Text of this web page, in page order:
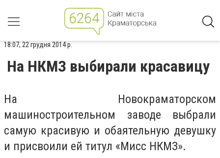
18:07, 22 грудня 2014 р.
На НКМЗ выбирали красавицу
На Новокраматорском
машиностроительном заводе выбрали
самую красивую и обаятельную девушку
и присвоили ей титул «Мисс НКМЗ».